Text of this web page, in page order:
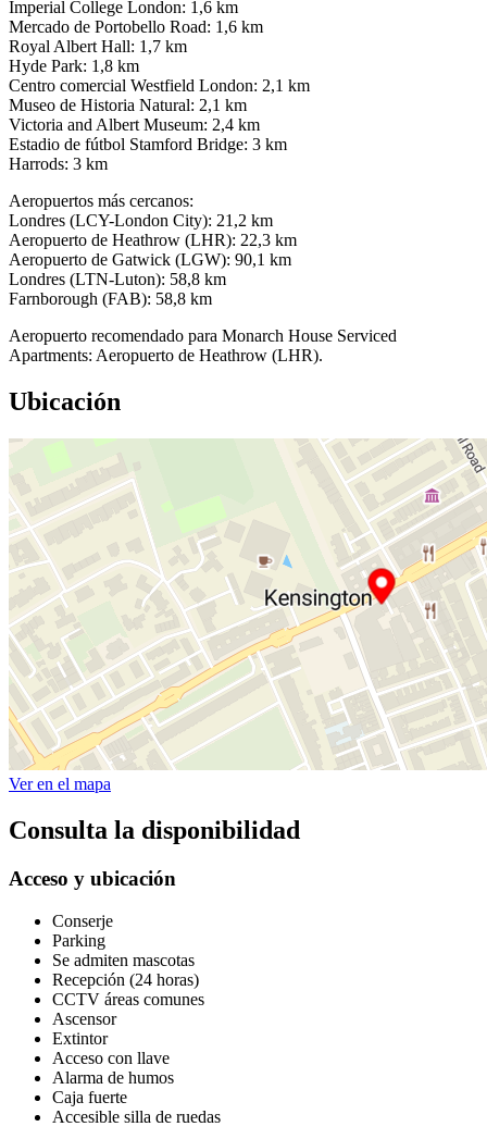
Imperial College London: 1,6 km
Mercado de Portobello Road: 1,6 km
Royal Albert Hall: 1,7 km
Hyde Park: 1,8 km
Centro comercial Westfield London: 2,1 km
Museo de Historia Natural: 2,1 km
Victoria and Albert Museum: 2,4 km
Estadio de fútbol Stamford Bridge: 3 km
Harrods: 3 km
Aeropuertos más cercanos:
Londres (LCY-London City): 21,2 km
Aeropuerto de Heathrow (LHR): 22,3 km
Aeropuerto de Gatwick (LGW): 90,1 km
Londres (LTN-Luton): 58,8 km
Farnborough (FAB): 58,8 km
Aeropuerto recomendado para Monarch House Serviced
Apartments: Aeropuerto de Heathrow (LHR).
Ubicación
Ver en el mapa
Consulta la disponibilidad
Acceso y ubicación
Conserje
Parking
Se admiten mascotas
Recepción (24 horas)
CCTV áreas comunes
Ascensor
Extintor
Acceso con llave
Alarma de humos
Caja fuerte
Accesible silla de ruedas